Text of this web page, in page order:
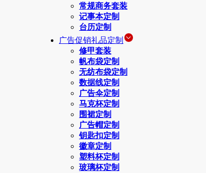
常规商务套装
记事本定制
台历定制
广告促销礼品定制
修甲套装
帆布袋定制
无纺布袋定制
数据线定制
广告伞定制
马克杯定制
围裙定制
广告帽定制
钥匙扣定制
徽章定制
塑料杯定制
玻璃杯定制